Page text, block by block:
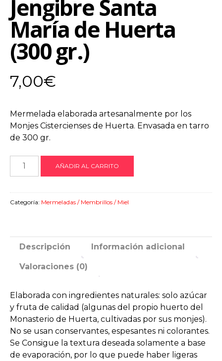
Jengibre Santa
María de Huerta
(300 gr.)
7,00€
Mermelada elaborada artesanalmente por los
Monjes Cistercienses de Huerta. Envasada en tarro
de 300 gr.
Mermelada
Jengibre
(300
cantidad
AÑADIR AL CARRITO
Categoría: Mermeladas / Membrillos / Miel
Descripción Información adicional
Valoraciones (0)
Elaborada con ingredientes naturales: solo azúcar
y fruta de calidad (algunas del propio huerto del
Monasterio de Huerta, cultivadas por sus monjes).
No se usan conservantes, espesantes ni colorantes.
Se Consigue la textura deseada solamente a base
de evaporación, por lo que puede haber ligeras